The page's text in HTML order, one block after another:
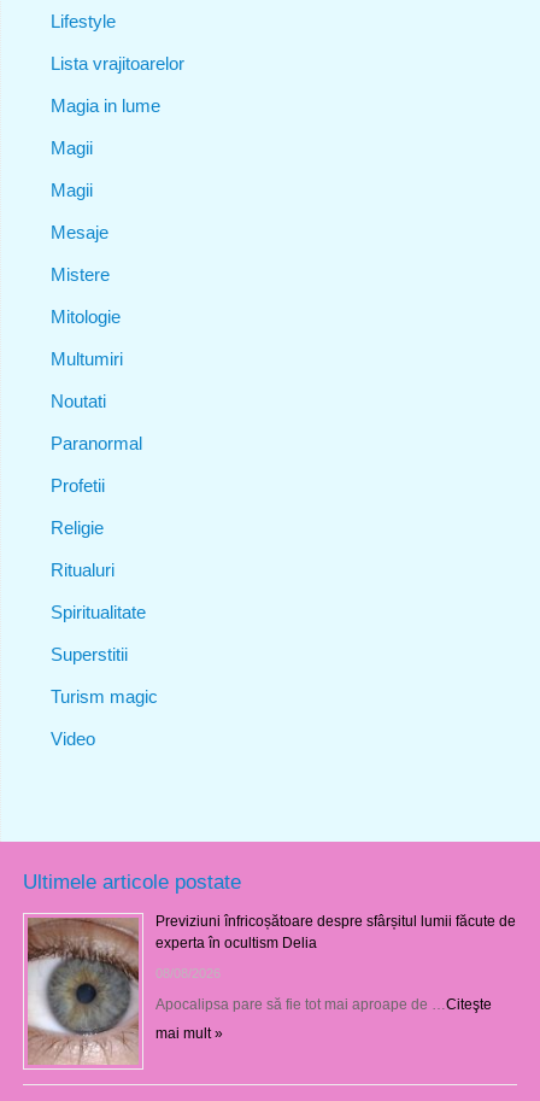
Lifestyle
Lista vrajitoarelor
Magia in lume
Magii
Magii
Mesaje
Mistere
Mitologie
Multumiri
Noutati
Paranormal
Profetii
Religie
Ritualuri
Spiritualitate
Superstitii
Turism magic
Video
Ultimele articole postate
Previziuni înfricoșătoare despre sfârșitul lumii făcute de
experta în ocultism Delia
08/08/2026
Apocalipsa pare să fie tot mai aproape de … Citeşte
mai mult »